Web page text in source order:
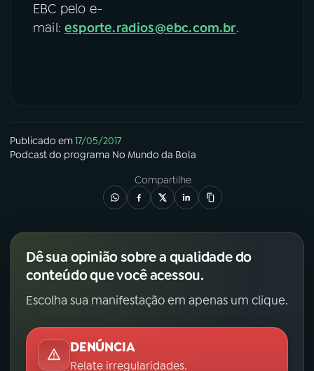
EBC pelo e-
mail:esporte.radios@ebc.com.br.
Publicado em17/05/2017
Podcastdo programa No Mundo da Bola
Compartilhe
Dê sua opinião sobre a qualidade do
conteúdo que você acessou.
Escolha sua manifestação em apenas um clique.
DENÚNCIA
Relate irregularidades.